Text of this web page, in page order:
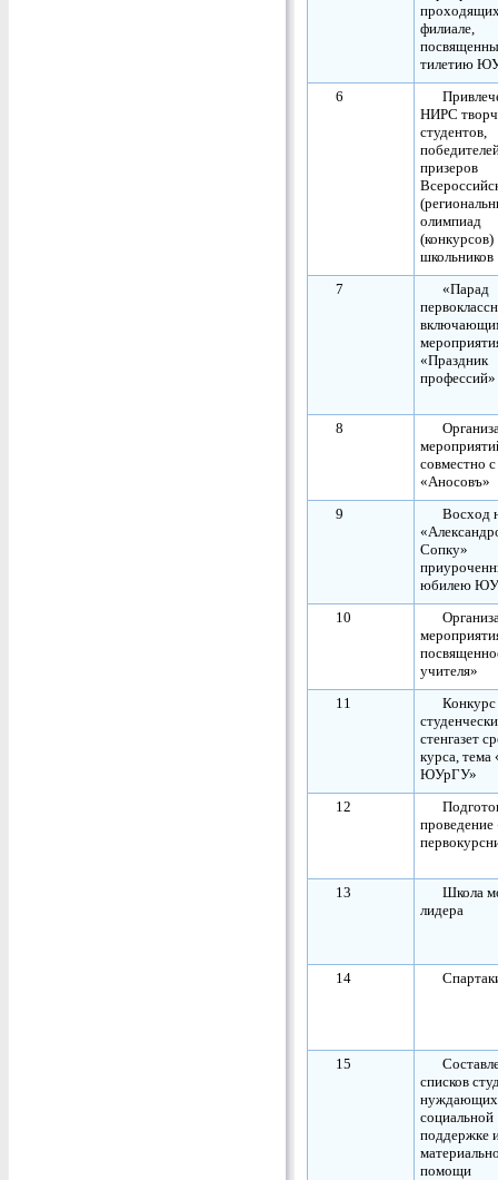
филиале,
тилетию
6
НИРС
студентов,
призеров
олимпиад
(конкурсов)
школьников
7
«Парад
«Праздник
профессий»
8
совместно
«Аносовъ»
9
Восход
Сопку»
юбилею
10
учителя»
11
Конкурс
стенгазет
курса, тема
ЮУрГУ»
12
проведение
13
Школа
лидера
14
15
списков
социальной
поддержке
помощи